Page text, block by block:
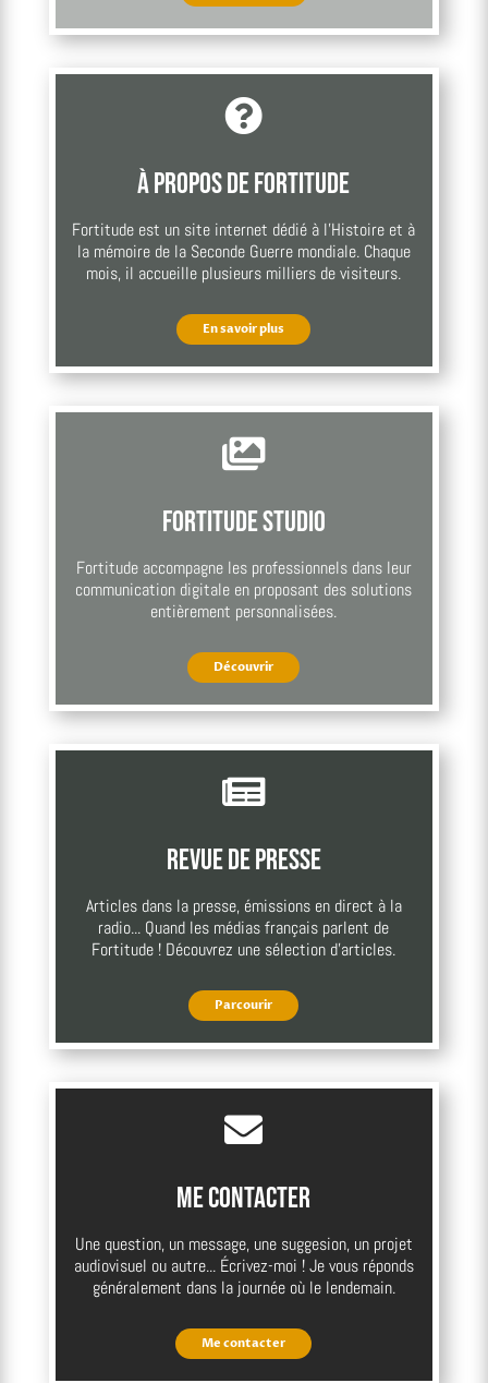

À propos de Fortitude
Fortitude est un site internet dédié à l’Histoire et à
la mémoire de la Seconde Guerre mondiale. Chaque
mois, il accueille plusieurs milliers de visiteurs.
En savoir plus

Fortitude Studio
Fortitude accompagne les professionnels dans leur
communication digitale en proposant des solutions
entièrement personnalisées.
Découvrir

Revue de presse
Articles dans la presse, émissions en direct à la
radio... Quand les médias français parlent de
Fortitude ! Découvrez une sélection d'articles.
Parcourir

Me contacter
Une question, un message, une suggesion, un projet
audiovisuel ou autre... Écrivez-moi ! Je vous réponds
généralement dans la journée où le lendemain.
Me contacter